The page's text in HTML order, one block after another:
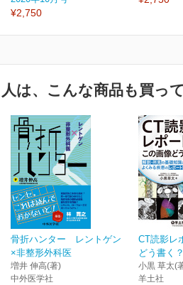
¥2,750
は、こんな商品も買っ
骨折ハンター レントゲン
×非整形外科医
増井 伸高(著)
中外医学社
CT読影レ
どう書く？
小黒 草太(
羊土社